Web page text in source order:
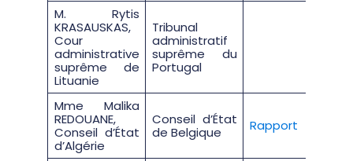
M. Rytis
KRASAUSKAS,
Cour
administrative
suprême de
Lituanie
Tribunal
administratif
suprême du
Portugal
Mme Malika
REDOUANE,
Conseil d’État
d’Algérie
Conseil d’État
de Belgique
Rapport